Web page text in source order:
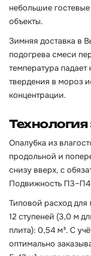
небольшие
объекты.
Зимняя доставка в
подогрева смеси
температура
твердения в мороз
концентрации.
Опалубка из
продольной и
снизу вверх, с
Подвижность
Типовой расход
12 ступеней (3,0 м
плита): 0,54 м³. С
оптимально